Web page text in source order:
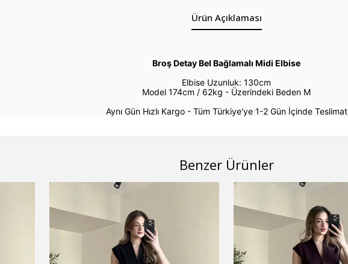
Ürün Açıklaması
Broş Detay Bel Bağlamalı Midi Elbise
Elbise Uzunluk: 130cm
Model 174cm / 62kg - Üzerindeki Beden M
Aynı Gün Hızlı Kargo - Tüm Türkiye'ye 1-2 Gün İçinde Teslimat
Benzer Ürünler